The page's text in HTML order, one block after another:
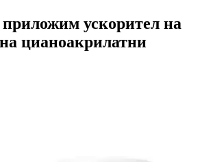
ускорител на
цианоакрилатни